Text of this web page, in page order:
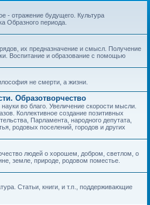
- отражение будущего. Культура
Образного периода.
их предназначение и смысл. Получение
Воспитание и образование с помощью
не смерти, а жизни.
Образотворчество
во благо. Увеличение скорости мысли.
Коллективное создание позитивных
Парламента, народного депутата,
родовых поселений, городов и других
людей о хорошем, добром, светлом, о
земле, природе, родовом поместье.
Статьи, книги, и т.п., поддерживающие